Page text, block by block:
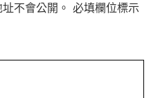
不會公開。 必填欄位標示